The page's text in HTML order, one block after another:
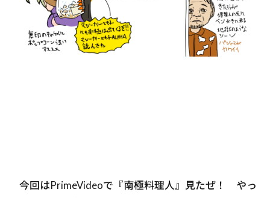
今回はPrimeVideoで『南極料理人』見たぜ！ やっ